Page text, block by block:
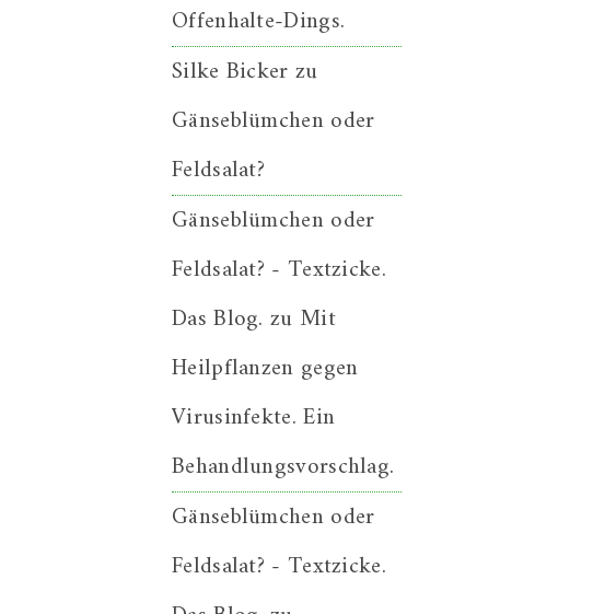
Offenhalte-Dings.
Silke Bickerzu
Gänseblümchen oder
Feldsalat?
Gänseblümchen oder
Feldsalat? - Textzicke.
Das Blog. zu Mit
Heilpflanzen gegen
Virusinfekte. Ein
Behandlungsvorschlag.
Gänseblümchen oder
Feldsalat? - Textzicke.